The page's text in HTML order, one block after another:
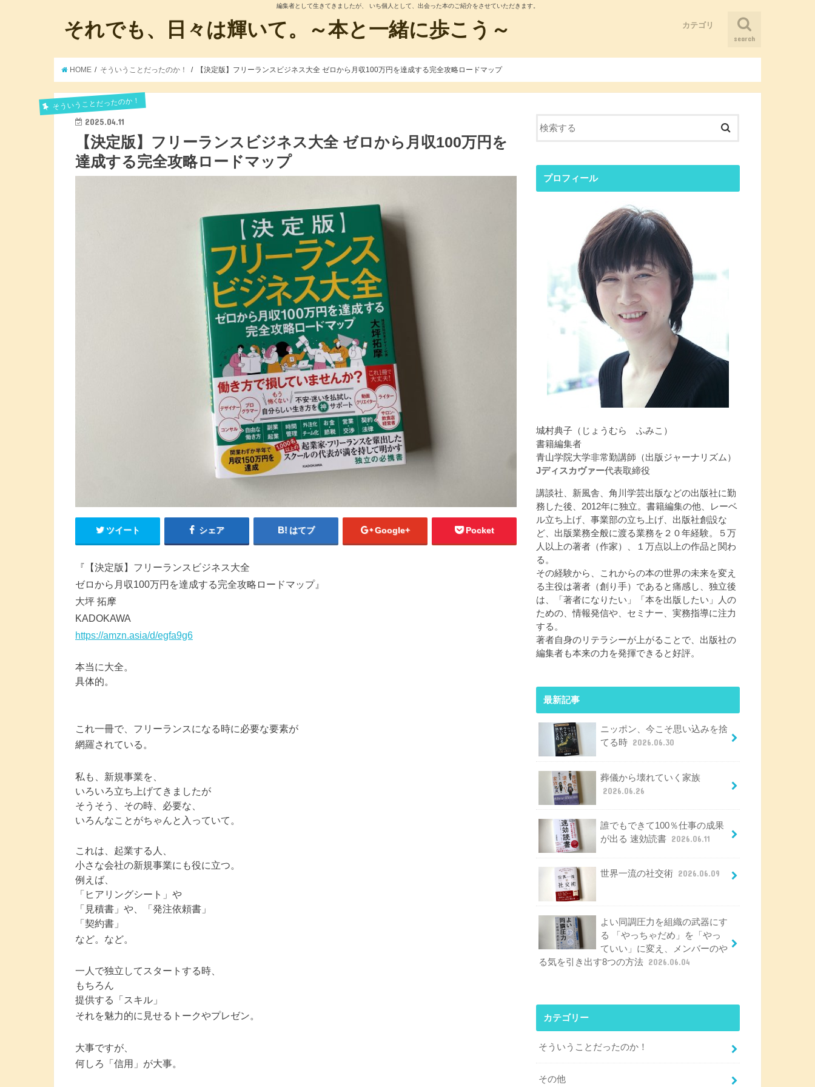
編集者として生きてきましたが、 いち個人として、出会った本のご紹介をさせていただきます。
それでも、日々は輝いて。～本と一緒に歩こう～ search
カテゴリ
HOME そういうことだったのか！ 【決定版】フリーランスビジネス大全 ゼロから月収100万円を達成する完全攻略ロードマップ
そういうことだったのか！
2025.04.11
【決定版】フリーランスビジネス大全 ゼロから月収100万円を
達成する完全攻略ロードマップ
ツイート シェア はてブ Google+ Pocket
『【決定版】フリーランスビジネス大全
ゼロから月収100万円を達成する完全攻略ロードマップ』
大坪 拓摩
KADOKAWA
https://amzn.asia/d/egfa9g6
本当に大全。
具体的。
これ一冊で、フリーランスになる時に必要な要素が
網羅されている。
私も、新規事業を、
いろいろ立ち上げてきましたが
そうそう、その時、必要な、
いろんなことがちゃんと入っていて。
これは、起業する人、
小さな会社の新規事業にも役に立つ。
例えば、
「ヒアリングシート」や
「見積書」や、「発注依頼書」
「契約書」
など。など。
一人で独立してスタートする時、
もちろん
提供する「スキル」
それを魅力的に見せるトークやプレゼン。
大事ですが、
何しろ「信用」が大事。
プロフィール
城村典子（じょうむら ふみこ）
書籍編集者
青山学院大学非常勤講師（出版ジャーナリズム）
Jディスカヴァー代表取締役
講談社、新風舎、角川学芸出版などの出版社に勤
務した後、2012年に独立。書籍編集の他、レーベ
ル立ち上げ、事業部の立ち上げ、出版社創設な
ど、出版業務全般に渡る業務を２０年経験。５万
人以上の著者（作家）、１万点以上の作品と関わ
る。
その経験から、これからの本の世界の未来を変え
る主役は著者（創り手）であると痛感し、独立後
は、「著者になりたい」「本を出版したい」人の
ための、情報発信や、セミナー、実務指導に注力
する。
著者自身のリテラシーが上がることで、出版社の
編集者も本来の力を発揮できると好評。
最新記事
ニッポン、今こそ思い込みを捨
てる時 2026.06.30
葬儀から壊れていく家族
2026.06.26
誰でもできて100％仕事の成果
が出る 速効読書 2026.06.11
世界一流の社交術 2026.06.09
よい同調圧力を組織の武器にす
る 「やっちゃだめ」を「やっ
ていい」に変え、メンバーのや
る気を引き出す8つの方法 2026.06.04
カテゴリー
そういうことだったのか！
その他